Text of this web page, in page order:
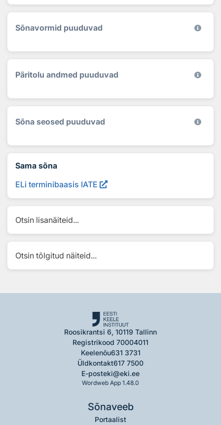
Sõnavormid puuduvad
Päritolu andmed puuduvad
Sõna seosed puuduvad
Sama sõna
ELi terminibaasis IATE
Otsin lisanäiteid...
Otsin tõlgitud näiteid...
Roosikrantsi 6, 10119 Tallinn
Registrikood 70004011
Keelenõu631 3731
Üldkontakt617 7500
E-posteki@eki.ee
Wordweb App 1.48.0
Sõnaveeb
Portaalist